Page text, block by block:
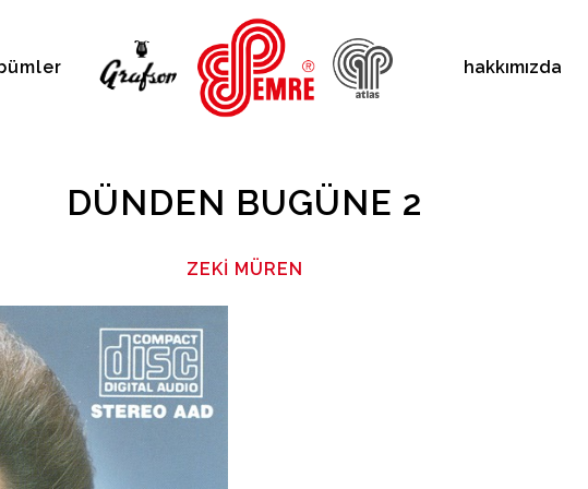
hakkımızda
DÜNDEN BUGÜNE 2
ZEKI MÜREN